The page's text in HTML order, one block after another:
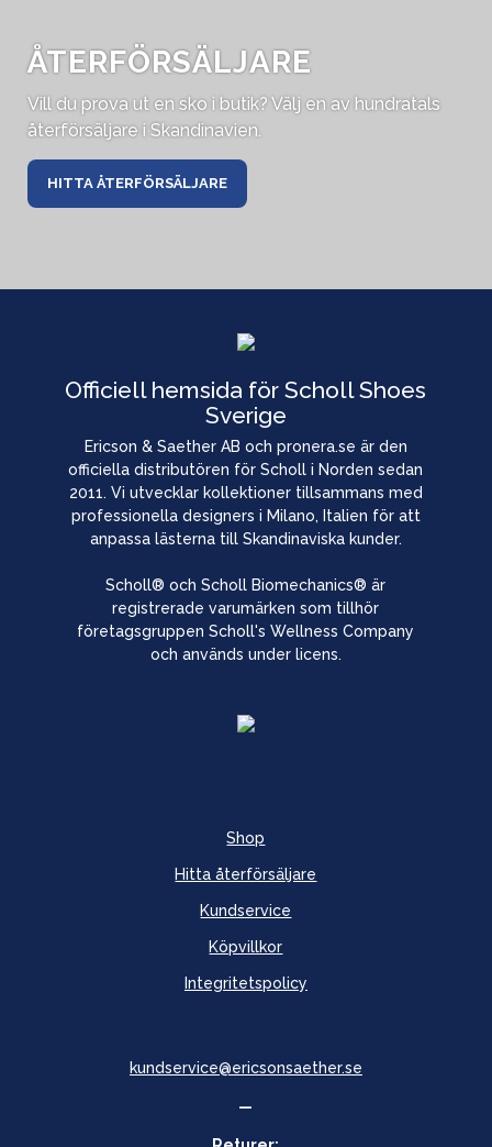
ÅTERFÖRSÄLJARE
Vill du prova ut en sko i butik? Välj en av hundratals
återförsäljare i Skandinavien.
HITTA ÅTERFÖRSÄLJARE
Officiell hemsida för Scholl Shoes
Sverige
Ericson & Saether AB och pronera.se är den
officiella distributören för Scholl i Norden sedan
2011. Vi utvecklar kollektioner tillsammans med
professionella designers i Milano, Italien för att
anpassa lästerna till Skandinaviska kunder.
Scholl® och Scholl Biomechanics® är
registrerade varumärken som tillhör
företagsgruppen Scholl's Wellness Company
och används under licens.
Shop
Hitta återförsäljare
Kundservice
Köpvillkor
Integritetspolicy
kundservice@ericsonsaether.se
—